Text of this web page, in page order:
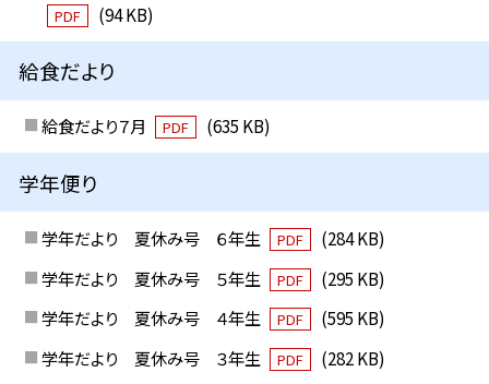
PDF (94 KB)
給食だより
給食だより７月 PDF (635 KB)
学年便り
学年だより 夏休み号 ６年生 PDF
(284 KB)
学年だより 夏休み号 ５年生
PDF
(295 KB)
学年だより 夏休み号 ４年生
PDF
(595 KB)
学年だより 夏休み号 ３年生
PDF
(282 KB)